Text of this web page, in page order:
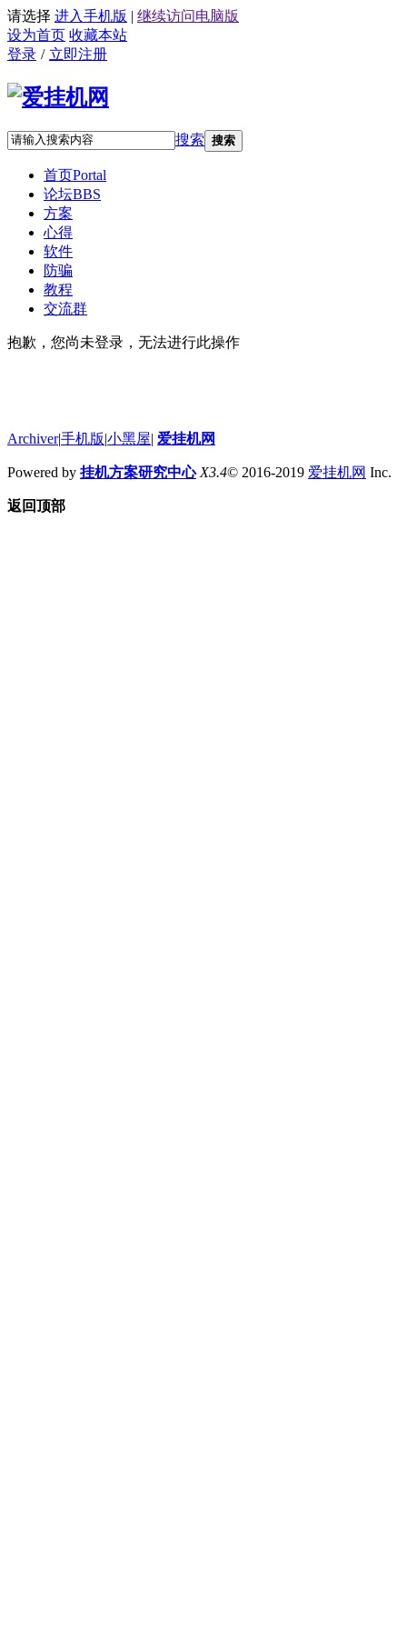
请选择 进入手机版 | 继续访问电脑版
设为首页 收藏本站
登录 / 立即注册
搜索 搜索
首页Portal
论坛BBS
方案
心得
软件
防骗
教程
交流群
抱歉，您尚未登录，无法进行此操作
Archiver|手机版|小黑屋| 爱挂机网
Powered by 挂机方案研究中心 X3.4© 2016-2019 爱挂机网 Inc.
返回顶部